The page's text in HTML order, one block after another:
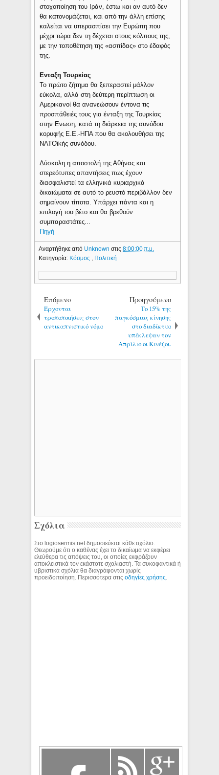
στοχοποίηση του Ιράν, έστω και αν αυτό δεν
θα κατονομάζεται, και από την άλλη επίσης
καλείται να υπερασπίσει την Ευρώπη που
μέχρι τώρα δεν τη δέχεται στους κόλπους της,
με την τοποθέτηση της «ασπίδας» στο έδαφός
της.
Ενταξη Τουρκίας
Το πρώτο ζήτημα θα ξεπεραστεί μάλλον
εύκολα, αλλά στη δεύτερη περίπτωση οι
Αμερικανοί θα ανανεώσουν έντονα τις
προσπάθειές τους για ένταξη της Τουρκίας
στην Ενωση, κατά τη διάρκεια της συνόδου
κορυφής Ε.Ε.-ΗΠΑ που θα ακολουθήσει της
ΝΑΤΟϊκής συνόδου.
Δύσκολη η αποστολή της Αθήνας και
στερεότυπες απαντήσεις πως έχουν
διασφαλιστεί τα ελληνικά κυριαρχικά
δικαιώματα σε αυτό το ρευστό περιβάλλον δεν
σημαίνουν τίποτα. Υπάρχει πάντα και η
επιλογή του βέτο και θα βρεθούν
συμπαραστάτες...
Πηγή
Αναρτήθηκε από Unknownστις8:00:00 π.μ.
Κατηγορία: Κόσμος , Πολιτική
Επόμενο
Έρχονται
τροποποιήσεις στον
αντικαπνιστικό νόμο
Προηγούμενο
Το 15% της
παγκόσμιας κίνησης
στο διαδίκτυο
υπέκλεψαν τον
Απρίλιο οι Κινέζοι.
Σχόλια
Στο logiosermis.net δημοσιεύεται κάθε σχόλιο.
Θεωρούμε ότι ο καθένας έχει το δικαίωμα να εκφέρει
ελεύθερα τις απόψεις του, οι οποίες εκφράζουν
αποκλειστικά τον εκάστοτε σχολιαστή. Τα συκοφαντικά ή
υβριστικά σχόλια θα διαγράφονται χωρίς
προειδοποίηση. Περισσότερα στιςοδηγίες χρήσης.